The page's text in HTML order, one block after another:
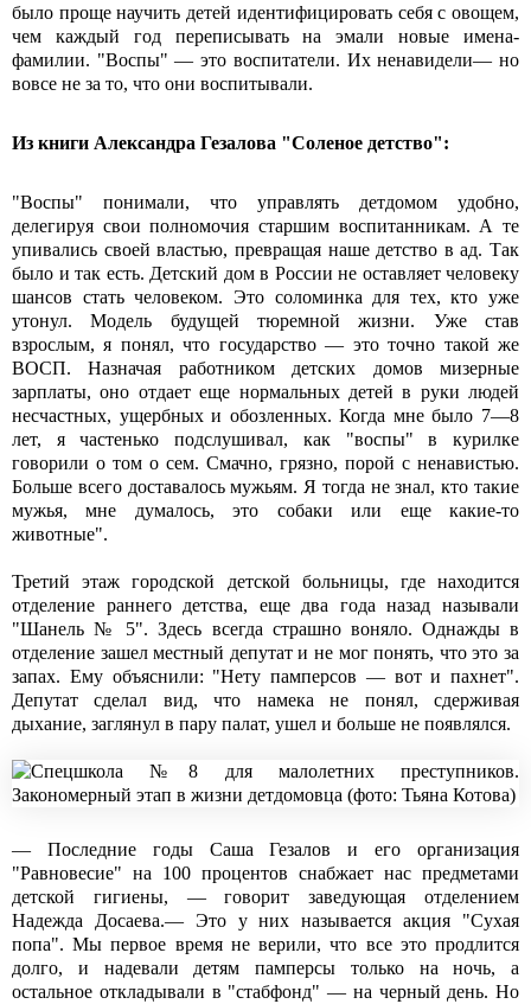
было проще научить детей идентифицировать себя с овощем,
чем каждый год переписывать на эмали новые имена-
фамилии. "Воспы" — это воспитатели. Их ненавидели— но
вовсе не за то, что они воспитывали.
Из книги Александра Гезалова "Соленое детство":
"Воспы" понимали, что управлять детдомом удобно,
делегируя свои полномочия старшим воспитанникам. А те
упивались своей властью, превращая наше детство в ад. Так
было и так есть. Детский дом в России не оставляет человеку
шансов стать человеком. Это соломинка для тех, кто уже
утонул. Модель будущей тюремной жизни. Уже став
взрослым, я понял, что государство — это точно такой же
ВОСП. Назначая работником детских домов мизерные
зарплаты, оно отдает еще нормальных детей в руки людей
несчастных, ущербных и обозленных. Когда мне было 7—8
лет, я частенько подслушивал, как "воспы" в курилке
говорили о том о сем. Смачно, грязно, порой с ненавистью.
Больше всего доставалось мужьям. Я тогда не знал, кто такие
мужья, мне думалось, это собаки или еще какие-то
животные".
Третий этаж городской детской больницы, где находится
отделение раннего детства, еще два года назад называли
"Шанель № 5". Здесь всегда страшно воняло. Однажды в
отделение зашел местный депутат и не мог понять, что это за
запах. Ему объяснили: "Нету памперсов — вот и пахнет".
Депутат сделал вид, что намека не понял, сдерживая
дыхание, заглянул в пару палат, ушел и больше не появлялся.
— Последние годы Саша Гезалов и его организация
"Равновесие" на 100 процентов снабжает нас предметами
детской гигиены, — говорит заведующая отделением
Надежда Досаева.— Это у них называется акция "Сухая
попа". Мы первое время не верили, что все это продлится
долго, и надевали детям памперсы только на ночь, а
остальное откладывали в "стабфонд" — на черный день. Но